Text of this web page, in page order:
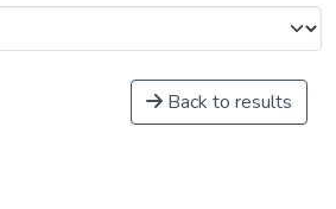
Back to results